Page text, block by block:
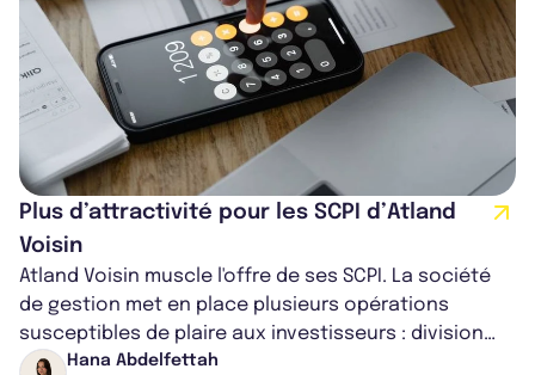
Plus d’attractivité pour les SCPI d’Atland
Voisin
Atland Voisin muscle l'offre de ses SCPI. La société
de gestion met en place plusieurs opérations
susceptibles de plaire aux investisseurs : division
par 10 du prix des parts de tr...
Hana Abdelfettah